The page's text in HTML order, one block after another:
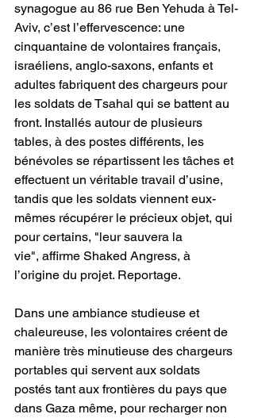
synagogue au 86 rue Ben Yehuda à Tel-
Aviv, c’est l’effervescence: une
cinquantaine de volontaires français,
israéliens, anglo-saxons, enfants et
adultes fabriquent des chargeurs pour
les soldats de Tsahal qui se battent au
front. Installés autour de plusieurs
tables, à des postes différents, les
bénévoles se répartissent les tâches et
effectuent un véritable travail d’usine,
tandis que les soldats viennent eux-
mêmes récupérer le précieux objet, qui
pour certains, "leur sauvera la
vie", affirme Shaked Angress, à
l’origine du projet. Reportage.
Dans une ambiance studieuse et
chaleureuse, les volontaires créent de
manière très minutieuse des chargeurs
portables qui servent aux soldats
postés tant aux frontières du pays que
dans Gaza même, pour recharger non